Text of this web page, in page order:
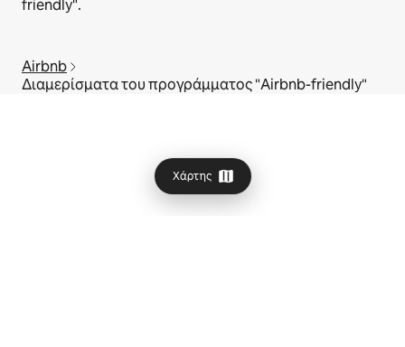
Χάρτης
friendly".
Airbnb
Διαμερίσματα του προγράμματος "Airbnb-friendly"